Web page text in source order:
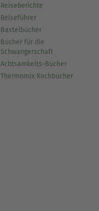
Reiseberichte
Reiseführer
Bastelbücher
Bücher für die
Schwangerschaft
Achtsamkeits-Bücher
Thermomix Kochbücher